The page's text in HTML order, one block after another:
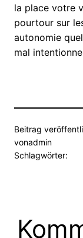
la place votre
pourtour sur
autonomie
mal
Beitrag
vonadmin
Schlagwörter: